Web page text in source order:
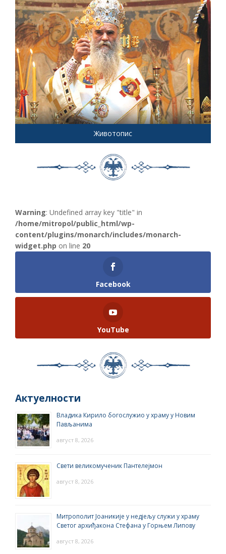
Животопис
Warning: Undefined array key "title" in
/home/mitropol/public_html/wp-
content/plugins/monarch/includes/monarch-
widget.php on line 20
Facebook
YouTube
Актуелности
Владика Кирило богослужио у храму у Новим
Пављанима
август 8, 2026
Свети великомученик Пантелејмон
август 8, 2026
Митрополит Јоаникије у недјељу служи у храму
Светог архиђакона Стефана у Горњем Липову
август 8, 2026